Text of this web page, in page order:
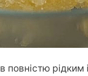
повністю рідким